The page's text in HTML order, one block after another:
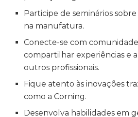
Participe de seminários
na manufatura.
Conecte-se com
compartilhar experiências e
outros profissionais.
Fique atento às inovações
como a Corning.
Desenvolva habilidades em